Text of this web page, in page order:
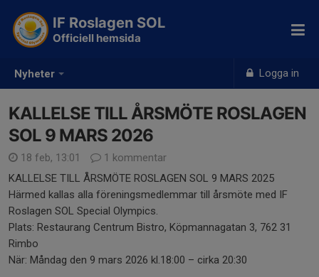
Nyheter Logga in
IF Roslagen SOL
Officiell hemsida
KALLELSE TILL ÅRSMÖTE ROSLAGEN
SOL 9 MARS 2026
18 feb, 13:01
1 kommentar
KALLELSE TILL ÅRSMÖTE ROSLAGEN SOL 9 MARS 2025
Härmed kallas alla föreningsmedlemmar till årsmöte med IF
Roslagen SOL Special Olympics.
Plats: Restaurang Centrum Bistro, Köpmannagatan 3, 762 31
Rimbo
När: Måndag den 9 mars 2026 kl.18:00 – cirka 20:30